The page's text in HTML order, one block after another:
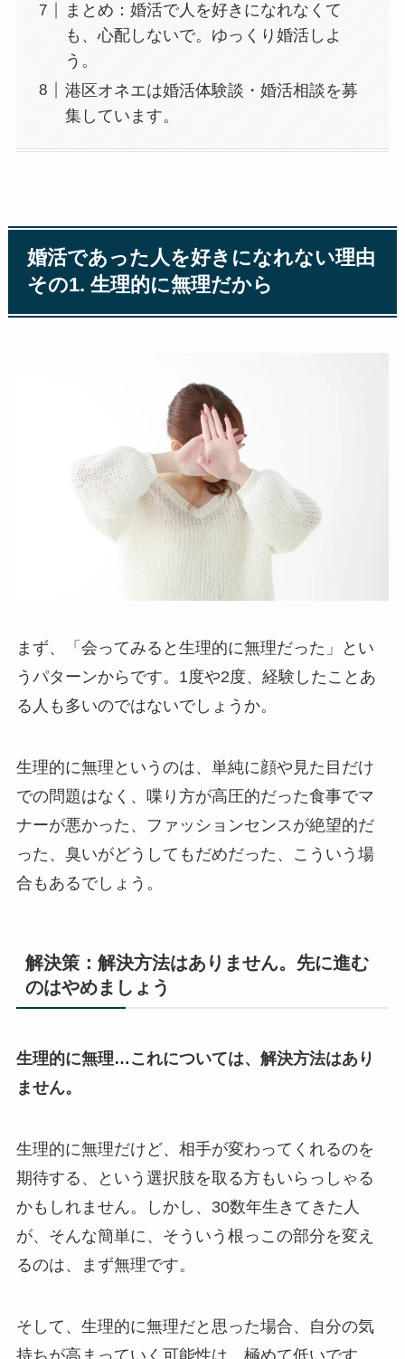
まとめ：婚活で人を好きになれなくて
も、心配しないで。ゆっくり婚活しよ
う。
港区オネエは婚活体験談・婚活相談を募
集しています。
婚活であった人を好きになれない理由
その1. 生理的に無理だから
まず、「会ってみると生理的に無理だった」とい
うパターンからです。1度や2度、経験したことあ
る人も多いのではないでしょうか。
生理的に無理というのは、単純に顔や見た目だけ
での問題はなく、喋り方が高圧的だった食事でマ
ナーが悪かった、ファッションセンスが絶望的だ
った、臭いがどうしてもだめだった、こういう場
合もあるでしょう。
解決策：解決方法はありません。先に進む
のはやめましょう
生理的に無理…これについては、解決方法はあり
ません。
生理的に無理だけど、相手が変わってくれるのを
期待する、という選択肢を取る方もいらっしゃる
かもしれません。しかし、30数年生きてきた人
が、そんな簡単に、そういう根っこの部分を変え
るのは、まず無理です。
そして、生理的に無理だと思った場合、自分の気